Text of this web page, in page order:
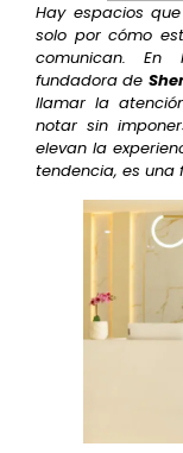
Hay espacios
solo por cómo
comunican. En
fundadora de
llamar la
notar sin
elevan la
tendencia, es una